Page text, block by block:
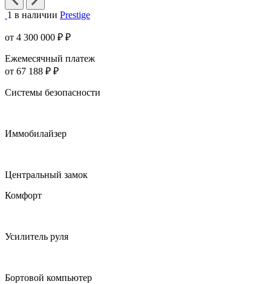
1 в наличии Prestige
от 4 300 000 ₽ ₽
Ежемесячный платеж
от 67 188 ₽ ₽
Системы безопасности
Иммобилайзер
Центральный замок
Комфорт
Усилитель руля
Бортовой компьютер